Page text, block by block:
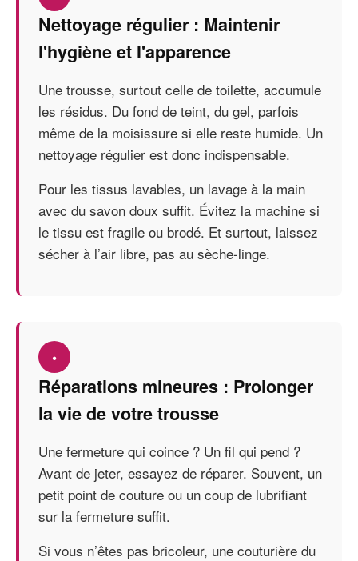
Nettoyage régulier : Maintenir
l'hygiène et l'apparence
Une trousse, surtout celle de toilette, accumule
les résidus. Du fond de teint, du gel, parfois
même de la moisissure si elle reste humide. Un
nettoyage régulier est donc indispensable.
Pour les tissus lavables, un lavage à la main
avec du savon doux suffit. Évitez la machine si
le tissu est fragile ou brodé. Et surtout, laissez
sécher à l’air libre, pas au sèche-linge.
•
Réparations mineures : Prolonger
la vie de votre trousse
Une fermeture qui coince ? Un fil qui pend ?
Avant de jeter, essayez de réparer. Souvent, un
petit point de couture ou un coup de lubrifiant
sur la fermeture suffit.
Si vous n’êtes pas bricoleur, une couturière du